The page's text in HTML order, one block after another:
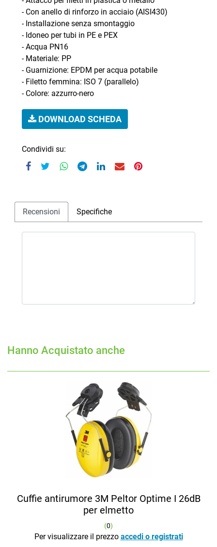
- Con anello di rinforzo in acciaio (AISI430)
- Installazione senza smontaggio
- Idoneo per tubi in PE e PEX
- Acqua PN16
- Materiale: PP
- Guarnizione: EPDM per acqua potabile
- Filetto femmina: ISO 7 (parallelo)
- Colore: azzurro-nero
DOWNLOAD SCHEDA
Condividi su:
Recensioni Specifiche
Hanno Acquistato anche
Cuffie antirumore 3M Peltor Optime I 26dB
per elmetto
(0)
Per visualizzare il prezzo accedi o registrati